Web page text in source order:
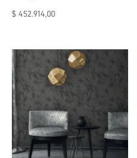
$ 452.914,00